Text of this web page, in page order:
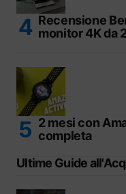
Recensione
monitor 4K da
2 mesi con
completa
Ultime Guide